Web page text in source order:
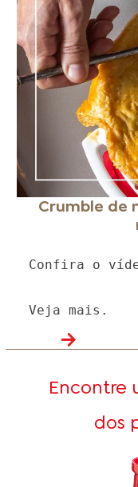
Crumble de
Confira o
Veja mais.
Encontre
dos